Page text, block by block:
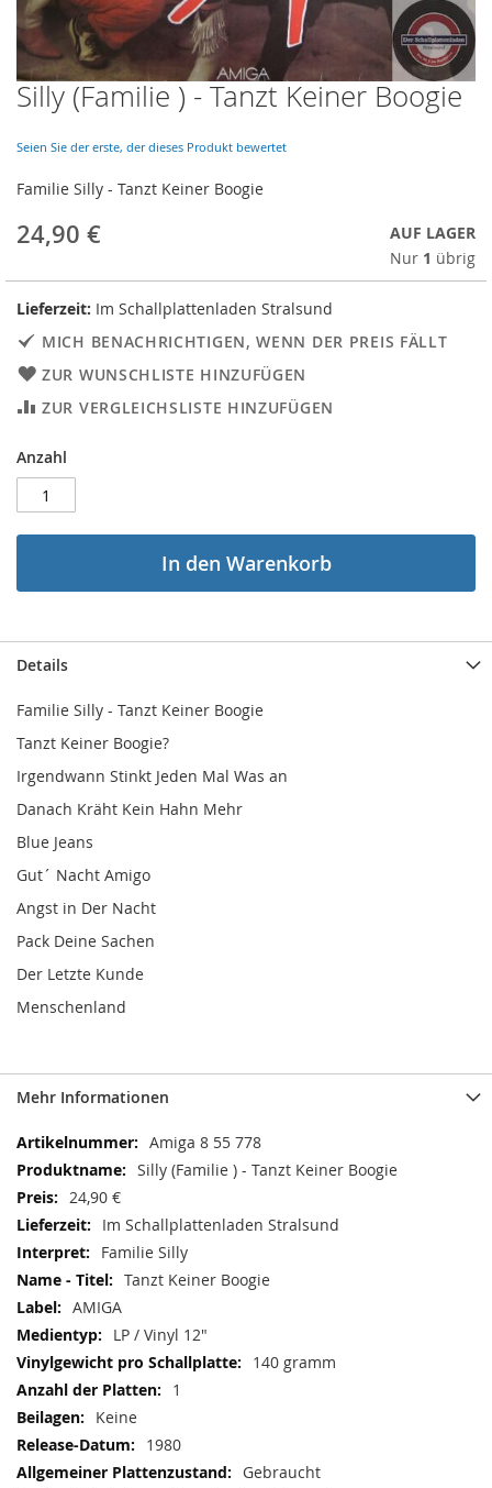
Skip
to
beginning
of
the
images
gallery
Silly (Familie ) - Tanzt Keiner Boogie
Seien Sie der erste, der dieses Produkt bewertet
Familie Silly - Tanzt Keiner Boogie
24,90 €
AUF LAGER
Nur 1 übrig
Lieferzeit: Im Schallplattenladen Stralsund
MICH BENACHRICHTIGEN, WENN DER PREIS FÄLLT
ZUR WUNSCHLISTE HINZUFÜGEN
ZUR VERGLEICHSLISTE HINZUFÜGEN
Anzahl
In den Warenkorb
Details
Familie Silly - Tanzt Keiner Boogie
Tanzt Keiner Boogie?
Irgendwann Stinkt Jeden Mal Was an
Danach Kräht Kein Hahn Mehr
Blue Jeans
Gut´ Nacht Amigo
Angst in Der Nacht
Pack Deine Sachen
Der Letzte Kunde
Menschenland
Mehr Informationen
Mehr
Informationen
Amiga 8 55 778
Silly (Familie ) - Tanzt Keiner Boogie
24,90 €
Im Schallplattenladen Stralsund
Familie Silly
Tanzt Keiner Boogie
AMIGA
LP / Vinyl 12"
140 gramm
1
Keine
1980
Gebraucht